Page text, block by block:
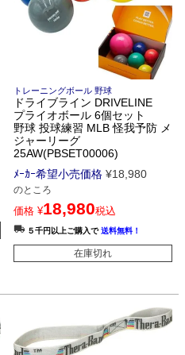
トレーニングボール 野球
ドライブライン DRIVELINE
プライオボール 6個セット
野球 投球練習 MLB 怪我予防 メ
ジャーリーグ
25AW(PBSET00006)
ﾒｰｶｰ希望小売価格 ¥18,980
のところ
価格 ¥18,980税込
５千円以上ご購入で送料無料！
在庫切れ